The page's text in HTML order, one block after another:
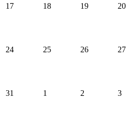
17 18 19 20
24 25 26 27
31 1 2 3